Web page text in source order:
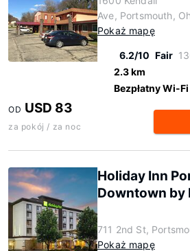
Ave, Portsmouth,
Pokaż mapę
6.2/10 Fair
2.3 km
Bezpłatny Wi-Fi
OD USD 83
za pokój / za noc
Holiday Inn
Downtown by
711 2nd St,
Pokaż mapę